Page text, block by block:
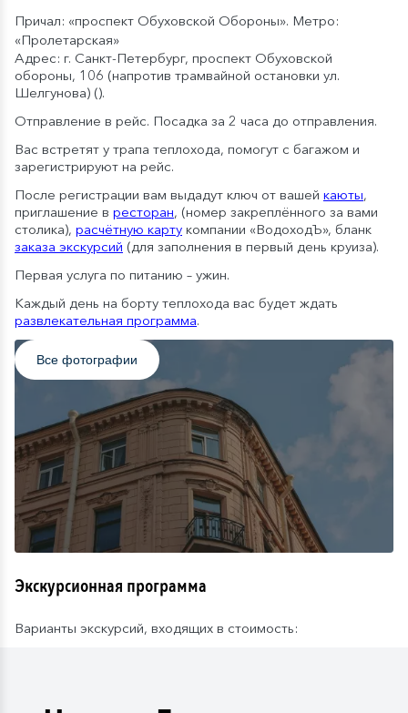
Причал: «проспект Обуховской Обороны». Метро:
«Пролетарская»
Адрес: г. Санкт-Петербург, проспект Обуховской
обороны, 106 (напротив трамвайной остановки ул.
Шелгунова) ().
Отправление в рейс. Посадка за 2 часа до отправления.
Вас встретят у трапа теплохода, помогут с багажом и
зарегистрируют на рейс.
После регистрации вам выдадут ключ от вашей каюты,
приглашение в ресторан, (номер закреплённого за вами
столика), расчётную карту компании «ВодоходЪ», бланк
заказа экскурсий (для заполнения в первый день круиза).
Первая услуга по питанию – ужин.
Каждый день на борту теплохода вас будет ждать
развлекательная программа.
Все фотографии
Экскурсионная программа
Варианты экскурсий, входящих в стоимость: